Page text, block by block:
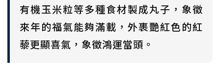
有機玉米粒等多種食材製成丸子，象徵
來年的福氣能夠滿載，外裹艷紅色的紅
藜更顯喜氣，象徵鴻運當頭。